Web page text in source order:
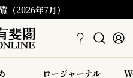
（2026年7月）
ロージャーナル